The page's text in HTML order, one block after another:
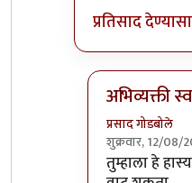
प्रतिसाद
अभिव्यक्ती
प्रसाद गोडबोले
शुक्रवार, 12/08/
In reply to
तुम्हाला हे